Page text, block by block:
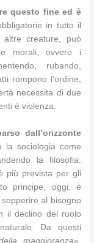
questo fine ed è
in tutto il
altre creature, può
morali, ovvero i
rubando,
rompono l’ordine,
necessita di due
è violenza.
dall’orizzonte
sociologia come
la filosofia:
più prevista per gli
principe, oggi, è
al bisogno
il declino del ruolo
Da questi
maggioranza»,